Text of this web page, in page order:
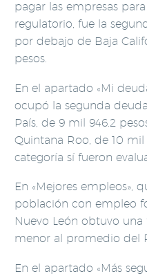
pagar las empresas
regulatorio, fue la
por debajo de Baja
pesos.
En el apartado «Mi
ocupó la segunda
País, de 9 mil 946.2
Quintana Roo, de 10 mil
categoría sí fueron
En «Mejores empleos»,
población con empleo
Nuevo León obtuvo una
menor al promedio del
En el apartado «Más